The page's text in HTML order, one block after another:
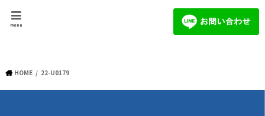
menu
HOME 22-U0179